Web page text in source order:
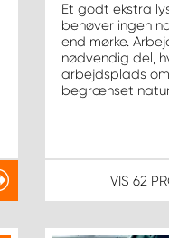
Et godt ekstra
behøver ingen
end mørke.
nødvendig del,
arbejdsplads
begrænset
VIS 62